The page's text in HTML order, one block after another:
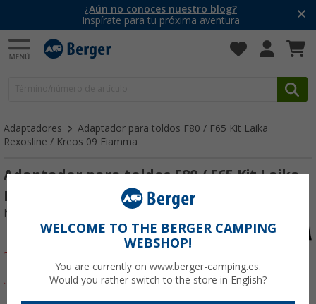
¿Aún no conoces nuestro blog?
Inspírate para tu próxima aventura
Adaptadores
Adaptador para toldos F80 / F65 Kit Laika
Rexosline / Kreos 09 Fiamma
Adaptador para toldos F80 / F65 Kit Laika
Rexosline / Kreos 09 Fiamma
Nº de artículo 227214
WELCOME TO THE BERGER CAMPING
WEBSHOP!
You are currently on www.berger-camping.es.
Would you rather switch to the store in English?